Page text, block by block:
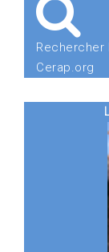
Rechercher
Cerap.org